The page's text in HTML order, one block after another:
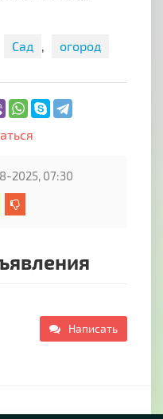
Сад , огород
2025, 07:30
Написать